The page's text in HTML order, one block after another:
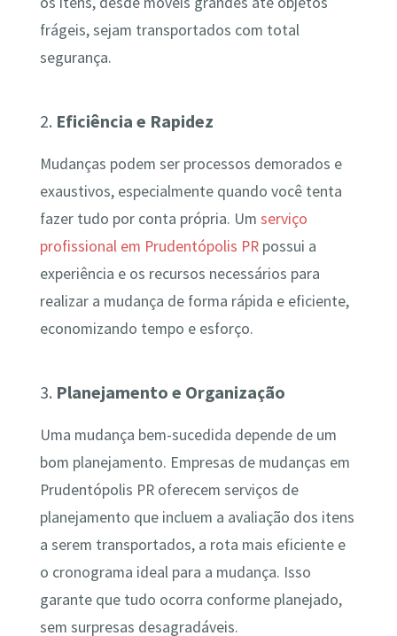
frágeis, sejam transportados com total
segurança.
2. Eficiência e Rapidez
Mudanças podem ser processos demorados e
exaustivos, especialmente quando você tenta
fazer tudo por conta própria. Um serviço
profissional em Prudentópolis PRpossui a
experiência e os recursos necessários para
realizar a mudança de forma rápida e eficiente,
economizando tempo e esforço.
3. Planejamento e Organização
Uma mudança bem-sucedida depende de um
bom planejamento. Empresas de mudanças em
Prudentópolis PR oferecem serviços de
planejamento que incluem a avaliação dos itens
a serem transportados, a rota mais eficiente e
o cronograma ideal para a mudança. Isso
garante que tudo ocorra conforme planejado,
sem surpresas desagradáveis.